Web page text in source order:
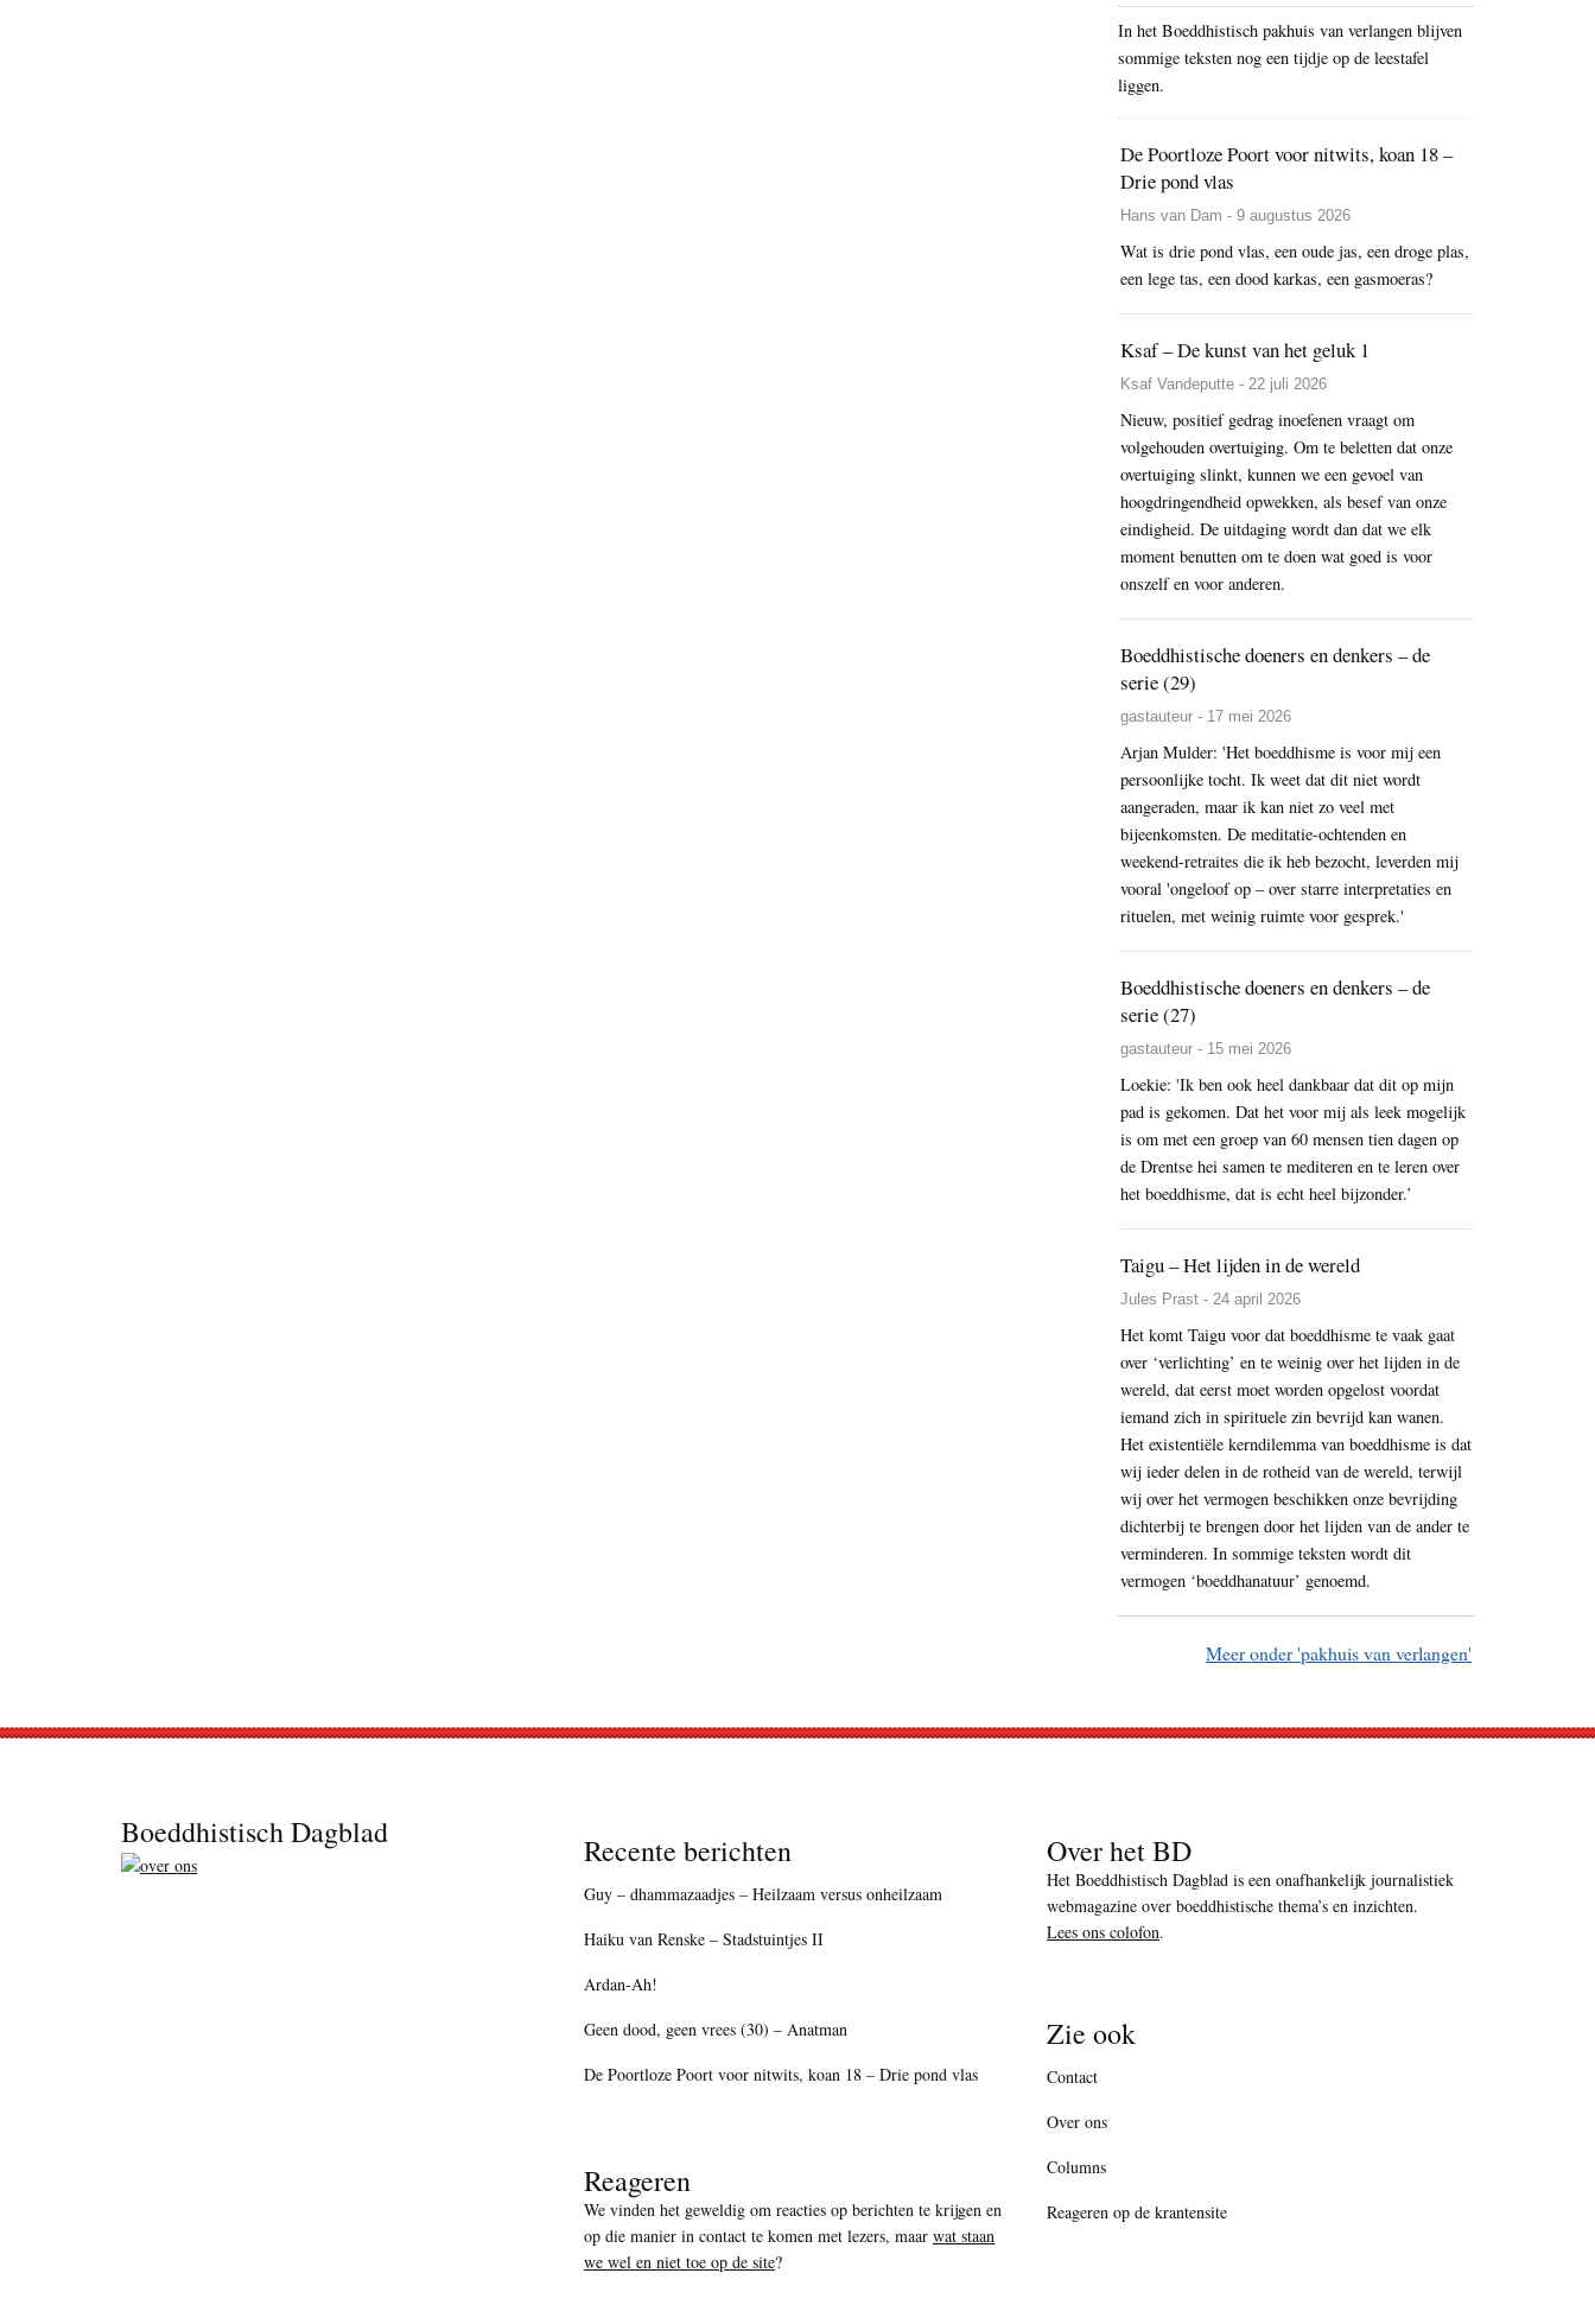
In het Boeddhistisch pakhuis van verlangen blijven
sommige teksten nog een tijdje op de leestafel
liggen.
De Poortloze Poort voor nitwits, koan 18 –
Drie pond vlas
Hans van Dam - 9 augustus 2026
Wat is drie pond vlas, een oude jas, een droge plas,
een lege tas, een dood karkas, een gasmoeras?
Ksaf – De kunst van het geluk 1
Ksaf Vandeputte - 22 juli 2026
Nieuw, positief gedrag inoefenen vraagt om
volgehouden overtuiging. Om te beletten dat onze
overtuiging slinkt, kunnen we een gevoel van
hoogdringendheid opwekken, als besef van onze
eindigheid. De uitdaging wordt dan dat we elk
moment benutten om te doen wat goed is voor
onszelf en voor anderen.
Boeddhistische doeners en denkers – de
serie (29)
gastauteur - 17 mei 2026
Arjan Mulder: 'Het boeddhisme is voor mij een
persoonlijke tocht. Ik weet dat dit niet wordt
aangeraden, maar ik kan niet zo veel met
bijeenkomsten. De meditatie-ochtenden en
weekend-retraites die ik heb bezocht, leverden mij
vooral 'ongeloof op – over starre interpretaties en
rituelen, met weinig ruimte voor gesprek.'
Boeddhistische doeners en denkers – de
serie (27)
gastauteur - 15 mei 2026
Loekie: 'Ik ben ook heel dankbaar dat dit op mijn
pad is gekomen. Dat het voor mij als leek mogelijk
is om met een groep van 60 mensen tien dagen op
de Drentse hei samen te mediteren en te leren over
het boeddhisme, dat is echt heel bijzonder.’
Taigu – Het lijden in de wereld
Jules Prast - 24 april 2026
Het komt Taigu voor dat boeddhisme te vaak gaat
over ‘verlichting’ en te weinig over het lijden in de
wereld, dat eerst moet worden opgelost voordat
iemand zich in spirituele zin bevrijd kan wanen.
Het existentiële kerndilemma van boeddhisme is dat
wij ieder delen in de rotheid van de wereld, terwijl
wij over het vermogen beschikken onze bevrijding
dichterbij te brengen door het lijden van de ander te
verminderen. In sommige teksten wordt dit
vermogen ‘boeddhanatuur’ genoemd.
Meer onder 'pakhuis van verlangen'
Boeddhistisch Dagblad Recente berichten
Guy – dhammazaadjes – Heilzaam versus onheilzaam
Haiku van Renske – Stadstuintjes II
Ardan-Ah!
Geen dood, geen vrees (30) – Anatman
De Poortloze Poort voor nitwits, koan 18 – Drie pond vlas
Reageren
We vinden het geweldig om reacties op berichten te krijgen en
op die manier in contact te komen met lezers, maar wat staan
we wel en niet toe op de site?
Over het BD
Het Boeddhistisch Dagblad is een onafhankelijk journalistiek
webmagazine over boeddhistische thema’s en inzichten.
Lees ons colofon.
Zie ook
Contact
Over ons
Columns
Reageren op de krantensite